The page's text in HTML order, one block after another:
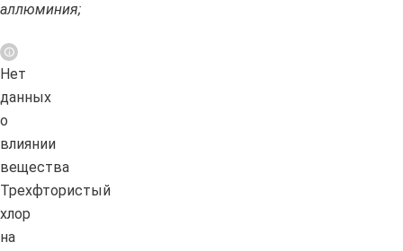
аллюминия;
Нет
данных
о
влиянии
вещества
Трехфтористый
хлор
на